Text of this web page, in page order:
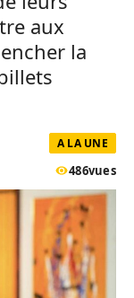
aux
la
A LA UNE
486vues